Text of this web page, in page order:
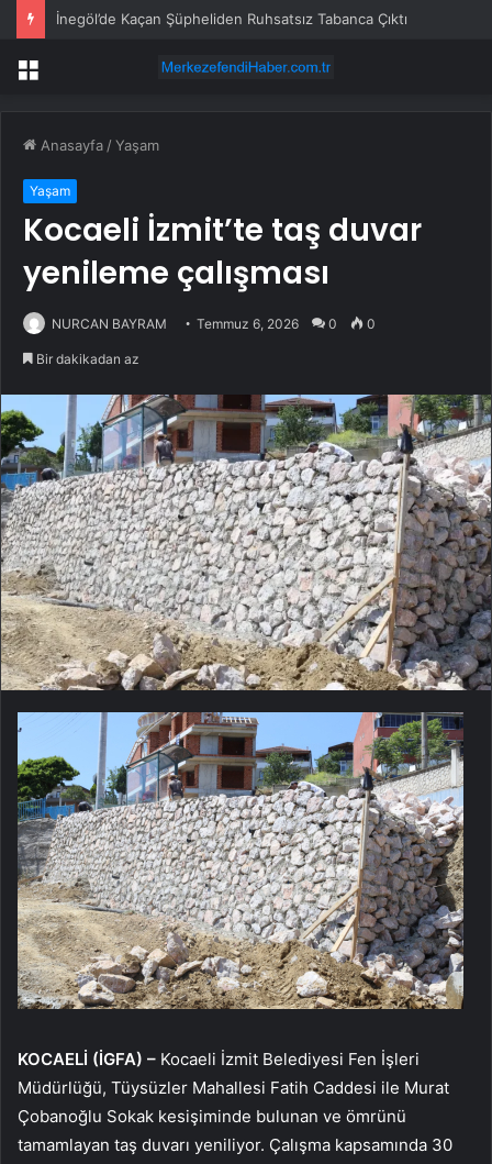
İnegöl’de Kaçan Şüpheliden Ruhsatsız Tabanca Çıktı
Menü
Anasayfa /Yaşam
Yaşam
Kocaeli İzmit’te taş duvar
yenileme çalışması
NURCAN BAYRAM Temmuz 6, 2026 0 0
Bir dakikadan az
KOCAELİ (İGFA) – Kocaeli İzmit Belediyesi Fen İşleri
Müdürlüğü, Tüysüzler Mahallesi Fatih Caddesi ile Murat
Çobanoğlu Sokak kesişiminde bulunan ve ömrünü
tamamlayan taş duvarı yeniliyor. Çalışma kapsamında 30